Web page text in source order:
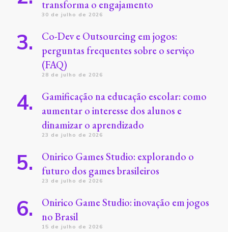
transforma o engajamento
30 de julho de 2026
Co-Dev e Outsourcing em jogos:
perguntas frequentes sobre o serviço
(FAQ)
28 de julho de 2026
Gamificação na educação escolar: como
aumentar o interesse dos alunos e
dinamizar o aprendizado
23 de julho de 2026
Onirico Games Studio: explorando o
futuro dos games brasileiros
23 de julho de 2026
Onirico Game Studio: inovação em jogos
no Brasil
15 de julho de 2026